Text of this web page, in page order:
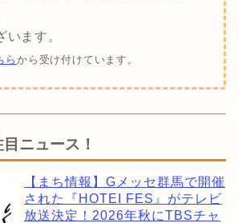
います。
らから受け付けています。
ニュース！
【まち情報】Gメッセ群馬で開催
された『HOTEI FES』がテレビ
放送決定！2026年秋にTBSチャ